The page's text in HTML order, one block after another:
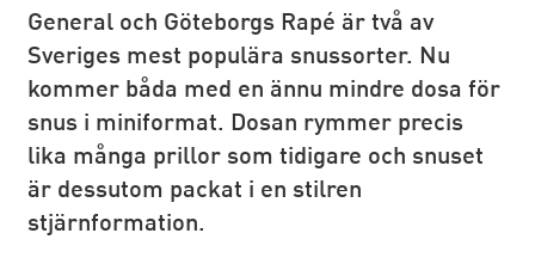
General och Göteborgs Rapé är två av
Sveriges mest populära snussorter. Nu
kommer båda med en ännu mindre dosa för
snus i miniformat. Dosan rymmer precis
lika många prillor som tidigare och snuset
är dessutom packat i en stilren
stjärnformation.